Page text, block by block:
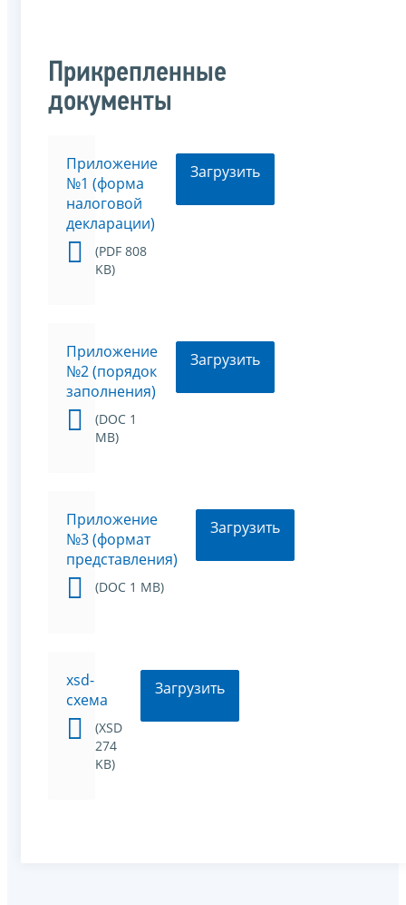
Прикрепленные
документы
Приложение
№1 (форма
налоговой
декларации)
(PDF 808
KB)
Загрузить
Приложение
№2 (порядок
заполнения)
(DOC 1
MB)
Загрузить
Приложение
№3 (формат
представления)
(DOC 1 MB)
Загрузить
xsd-
схема
(XSD
274
KB)
Загрузить